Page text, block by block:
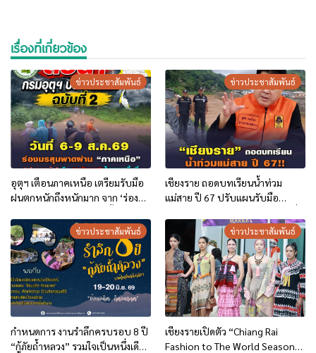
เรื่องที่เกี่ยวข้อง
ข่าวประชาสัมพันธ์
อุตุฯ เตือนภาคเหนือ เตรียมรับมือ
ฝนตกหนักถึงหนักมาก จาก ‘ร่อง
ข่าวประชาสัมพันธ์
เชียงราย ถอดบทเรียนน้ำท่วม
แม่สาย ปี 67 ปรับแผนรับมือ
บิ๊กแบ็ก ชูเทคโนโลยี “ซอยซีเมนต์”
ผสานระบบ Cell Broadcast เตือน
ภัยประชาชน “แจ้งเร็ว-เตือนไว-
ช่วยได้ทันท่วงที
ข่าวประชาสัมพันธ์
กำหนดการ งานรำลึกครบรอบ 8 ปี
“กู้ภัยถ้ำหลวง” รวมใจเป็นหนึ่งเดียว
ข่าวประชาสัมพันธ์
เชียงรายเปิดตัว “Chiang Rai
Fashion to The World Season